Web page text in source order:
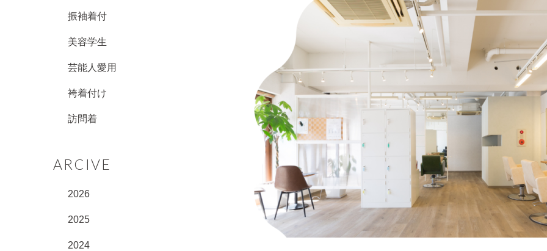
振袖着付
美容学生
芸能人愛用
袴着付け
訪問着
ARCIVE
2026
2025
2024